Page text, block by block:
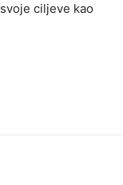
ciljeve kao